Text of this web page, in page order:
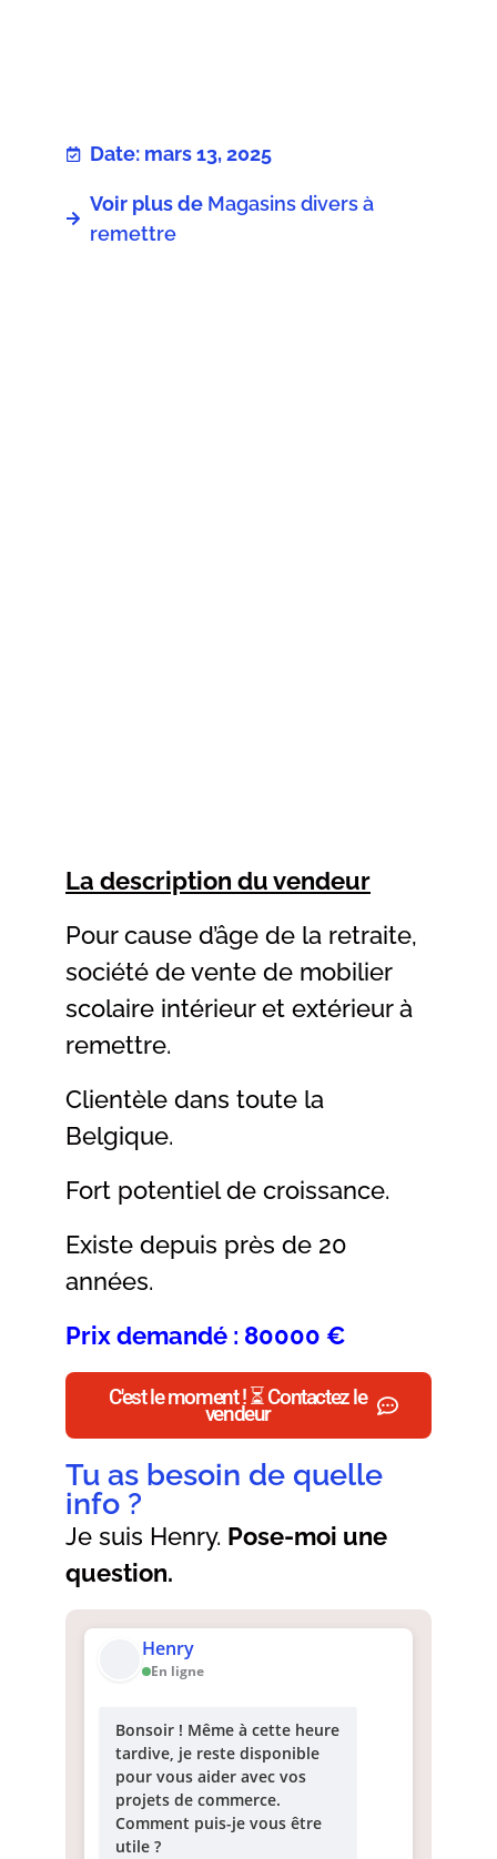
Date: mars 13, 2025
Voir plus de Magasins divers à
remettre
La description du vendeur
Pour cause d’âge de la retraite,
société de vente de mobilier
scolaire intérieur et extérieur à
remettre.
Clientèle dans toute la
Belgique.
Fort potentiel de croissance.
Existe depuis près de 20
années.
Prix demandé : 80000 €
C'est le moment ! ⏳ Contactez le
vendeur
Henry
En ligne
Bonsoir ! Même à cette heure
tardive, je reste disponible
pour vous aider avec vos
projets de commerce.
Comment puis-je vous être
utile ?
Je suis Henry. Pose-moi une
question.
Tu as besoin de quelle
info ?